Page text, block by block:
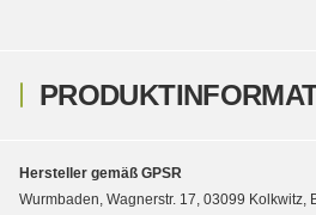
Hersteller gemäß GPSR
Wurmbaden, Wagnerstr. 17, 03099 Kolkwitz,